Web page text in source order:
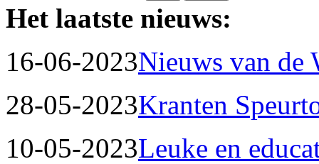
Het laatste nieuws:
16-06-2023Nieuws van de
28-05-2023Kranten
10-05-2023Leuke en